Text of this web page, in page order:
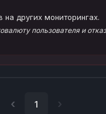
других мониторингах.
пользователя и
1